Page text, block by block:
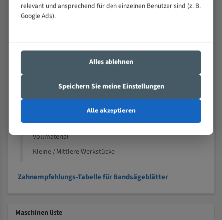
Bandkörper aus hochlegiertem Federstahl
Nichteisenmetalle
Speziell entwickelt für Profile / Rohre
Vollmaterial
Kleine / Mittlere Werkstücke
Zahnempfehlungs-Tabelle für Bandsägeblätter
Maschinen liste
relevant und ansprechend für den einzelnen Benutzer sind (z. B.
Google Ads).
Alles ablehnen
Speichern Sie meine Einstellungen
Alle akzeptieren